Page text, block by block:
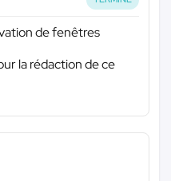
de fenêtres
la rédaction de ce